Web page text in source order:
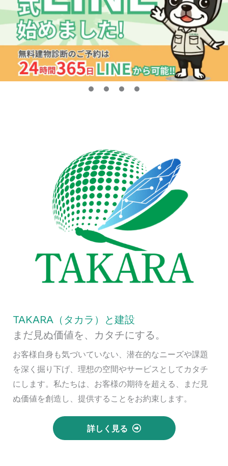
TAKARA（タカラ）と建設
まだ見ぬ価値を、カタチにする。
​お客様自身も気づいていない、潜在的なニーズや課題
を深く掘り下げ、理想の空間やサービスとしてカタチ
にします。私たちは、お客様の期待を超える、まだ見
ぬ価値を創造し、提供することをお約束します。
詳しく見る